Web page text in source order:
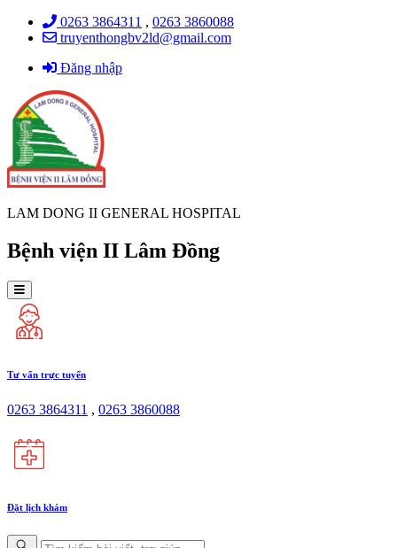
0263 3864311 , 0263 3860088
truyenthongbv2ld@gmail.com
Đăng nhập
LAM DONG II GENERAL HOSPITAL
Bệnh viện II Lâm Đồng
Tư vấn trực tuyến
0263 3864311 , 0263 3860088
Đặt lịch khám